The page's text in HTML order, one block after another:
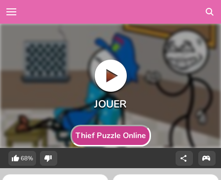
Thief Puzzle Online
68%